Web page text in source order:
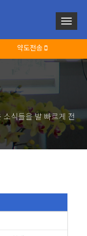
약도전송
식들을 발 빠르게 전